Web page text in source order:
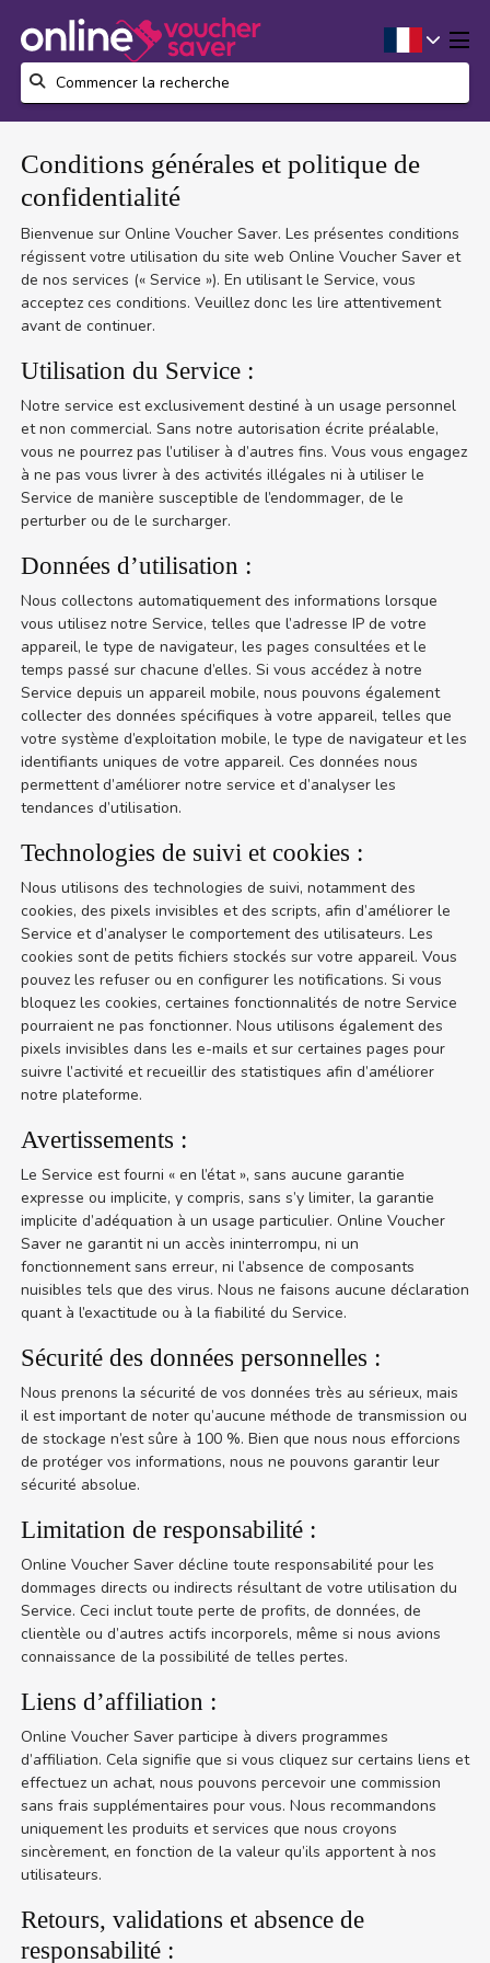
Conditions générales et politique de
confidentialité
Bienvenue sur Online Voucher Saver. Les présentes conditions
régissent votre utilisation du site web Online Voucher Saver et
de nos services (« Service »). En utilisant le Service, vous
acceptez ces conditions. Veuillez donc les lire attentivement
avant de continuer.
Utilisation du Service :
Notre service est exclusivement destiné à un usage personnel
et non commercial. Sans notre autorisation écrite préalable,
vous ne pourrez pas l’utiliser à d’autres fins. Vous vous engagez
à ne pas vous livrer à des activités illégales ni à utiliser le
Service de manière susceptible de l’endommager, de le
perturber ou de le surcharger.
Données d’utilisation :
Nous collectons automatiquement des informations lorsque
vous utilisez notre Service, telles que l’adresse IP de votre
appareil, le type de navigateur, les pages consultées et le
temps passé sur chacune d’elles. Si vous accédez à notre
Service depuis un appareil mobile, nous pouvons également
collecter des données spécifiques à votre appareil, telles que
votre système d’exploitation mobile, le type de navigateur et les
identifiants uniques de votre appareil. Ces données nous
permettent d’améliorer notre service et d’analyser les
tendances d’utilisation.
Technologies de suivi et cookies :
Nous utilisons des technologies de suivi, notamment des
cookies, des pixels invisibles et des scripts, afin d’améliorer le
Service et d’analyser le comportement des utilisateurs. Les
cookies sont de petits fichiers stockés sur votre appareil. Vous
pouvez les refuser ou en configurer les notifications. Si vous
bloquez les cookies, certaines fonctionnalités de notre Service
pourraient ne pas fonctionner. Nous utilisons également des
pixels invisibles dans les e-mails et sur certaines pages pour
suivre l’activité et recueillir des statistiques afin d’améliorer
notre plateforme.
Avertissements :
Le Service est fourni « en l’état », sans aucune garantie
expresse ou implicite, y compris, sans s’y limiter, la garantie
implicite d’adéquation à un usage particulier. Online Voucher
Saver ne garantit ni un accès ininterrompu, ni un
fonctionnement sans erreur, ni l’absence de composants
nuisibles tels que des virus. Nous ne faisons aucune déclaration
quant à l’exactitude ou à la fiabilité du Service.
Sécurité des données personnelles :
Nous prenons la sécurité de vos données très au sérieux, mais
il est important de noter qu’aucune méthode de transmission ou
de stockage n’est sûre à 100 %. Bien que nous nous efforcions
de protéger vos informations, nous ne pouvons garantir leur
sécurité absolue.
Limitation de responsabilité :
Online Voucher Saver décline toute responsabilité pour les
dommages directs ou indirects résultant de votre utilisation du
Service. Ceci inclut toute perte de profits, de données, de
clientèle ou d’autres actifs incorporels, même si nous avions
connaissance de la possibilité de telles pertes.
Liens d’affiliation :
Online Voucher Saver participe à divers programmes
d’affiliation. Cela signifie que si vous cliquez sur certains liens et
effectuez un achat, nous pouvons percevoir une commission
sans frais supplémentaires pour vous. Nous recommandons
uniquement les produits et services que nous croyons
sincèrement, en fonction de la valeur qu’ils apportent à nos
utilisateurs.
Retours, validations et absence de
responsabilité :